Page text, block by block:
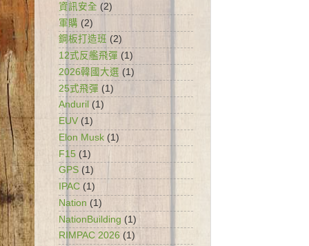
資訊安全 (2)
軍購 (2)
鋼板打造班 (2)
12式反艦飛彈 (1)
2026韓國大選 (1)
25式飛彈 (1)
Anduril (1)
EUV (1)
Elon Musk (1)
F15 (1)
GPS (1)
IPAC (1)
Nation (1)
NationBuilding (1)
RIMPAC 2026 (1)